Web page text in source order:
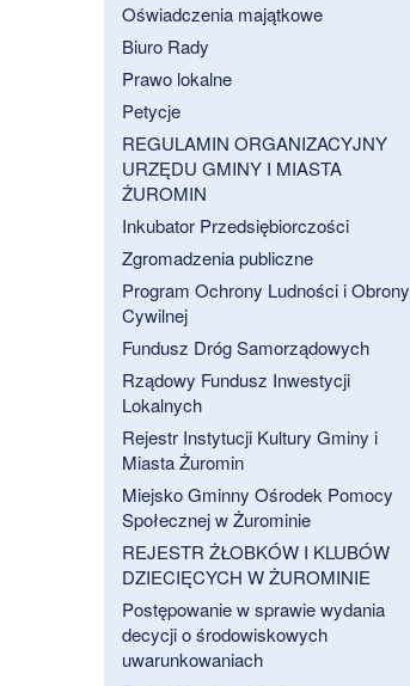
Oświadczenia majątkowe
Biuro Rady
Prawo lokalne
Petycje
REGULAMIN ORGANIZACYJNY
URZĘDU GMINY I MIASTA
ŻUROMIN
Inkubator Przedsiębiorczości
Zgromadzenia publiczne
Program Ochrony Ludności i Obrony
Cywilnej
Fundusz Dróg Samorządowych
Rządowy Fundusz Inwestycji
Lokalnych
Rejestr Instytucji Kultury Gminy i
Miasta Żuromin
Miejsko Gminny Ośrodek Pomocy
Społecznej w Żurominie
REJESTR ŻŁOBKÓW I KLUBÓW
DZIECIĘCYCH W ŻUROMINIE
Postępowanie w sprawie wydania
decycji o środowiskowych
uwarunkowaniach